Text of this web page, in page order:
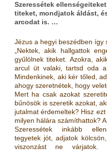
Szeressétek
titeket, mondjatok áldást,
arcodat is. …
Jézus a hegyi beszédben így
„Nektek, akik hallgattok
gyűlölnek titeket. Azokra,
arcul üt valaki, tartsd oda
Mindenkinek, aki kér tőled,
ahogy szeretnétek, hogy
Mert ha csak azokat
bűnösök is szeretik azokat,
jutalmat érdemeltek? Hisz
milyen hálára számíthattok?
Szeressétek inkább
tegyetek jót, adjatok
viszonzást ne várjatok.